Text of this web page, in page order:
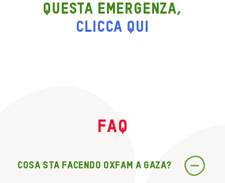
questa emergenza,
clicca qui
FAQ
Cosa sta facendo Oxfam a Gaza?